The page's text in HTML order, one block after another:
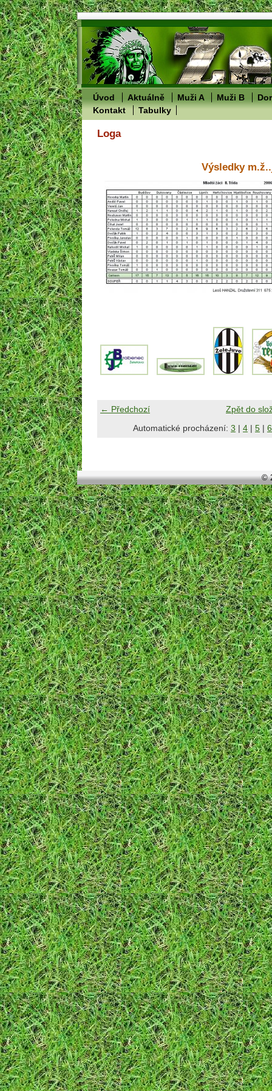
Úvod Aktuálně Muži A Muži B
Kontakt
Tabulky
Loga
Výsledky
← Předchozí
Zpět do
Automatické procházení: 3 | 4 | 5 | 6
©